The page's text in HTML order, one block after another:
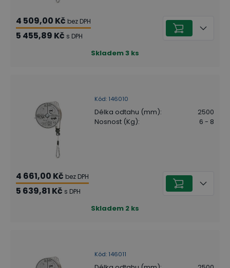
4 509,00 Kč bez DPH
5 455,89 Kč s DPH
Skladem3 ks
Kód: 146010
Délka odtahu (mm):
2500
Nosnost (Kg): 6 - 8
4 661,00 Kč bez DPH
5 639,81 Kč s DPH
Skladem 2 ks
Kód: 146011